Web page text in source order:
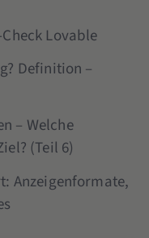
Lovable
Definition –
– Welche
(Teil 6)
Anzeigenformate,